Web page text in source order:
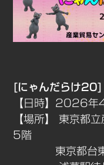
[にゃんだらけ20]
【日時】2026
【場所】 東京都
5階
東京都台